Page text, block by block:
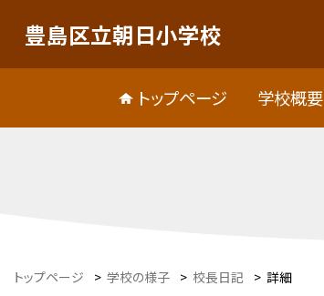
豊島区立朝日小学校
トップページ 学校概要
トップページ > 学校の様子 > 校長日記 > 詳細